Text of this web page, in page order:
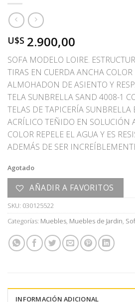
U$S 2.900,00
SOFA MODELO LOIRE.
TIRAS EN CUERDA ANCHA
ALMOHADON DE ASIENTO Y
TELA SUNBRELLA SAND 4008-1
TELAS DE TAPICERÍA SUNBRELLA
ACRÍLICO TEÑIDO EN SOLUCIÓN
COLOR REPELE EL AGUA Y ES
ADEMÁS DE SER
Agotado
AÑADIR A FAVORITOS
SKU: 030125522
Categorías: Muebles, Muebles de Jardin,
INFORMACIÓN ADICIONAL